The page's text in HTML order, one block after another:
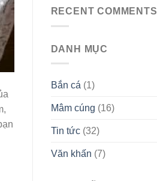
RECENT COMMENTS
DANH MỤC
Bắn cá (1)
Mâm cúng (16)
Tin tức(32)
Văn khấn (7)